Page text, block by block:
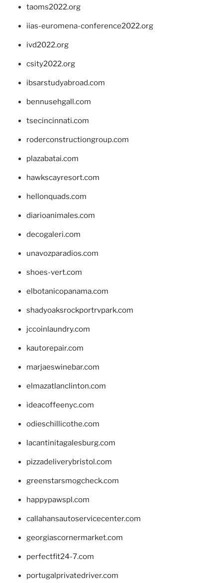
taoms2022.org
iias-euromena-conference2022.org
ivd2022.org
csity2022.org
ibsarstudyabroad.com
bennusehgall.com
tsecincinnati.com
roderconstructiongroup.com
plazabatai.com
hawkscayresort.com
hellonquads.com
diarioanimales.com
decogaleri.com
unavozparadios.com
shoes-vert.com
elbotanicopanama.com
shadyoaksrockportrvpark.com
jccoinlaundry.com
kautorepair.com
marjaeswinebar.com
elmazatlanclinton.com
ideacoffeenyc.com
odieschillicothe.com
lacantinitagalesburg.com
pizzadeliverybristol.com
greenstarsmogcheck.com
happypawspl.com
callahansautoservicecenter.com
georgiascornermarket.com
perfectfit24-7.com
portugalprivatedriver.com